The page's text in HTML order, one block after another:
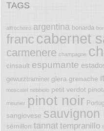
TAGS
alfrocheiro argentina bonarda
franc cabernet
carmenere champagne
cinsault espumante
gewurztraminer glera grenache
moscatel nebbiolo petit verdot
meunier pinot noir
sangiovese sauvignon
sémillon tannat tempranillo